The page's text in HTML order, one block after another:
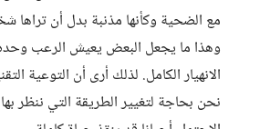
مع الضحية وكأنها مذنبة بدل أن
وهذا ما يجعل البعض يعيش الرعب
الانهيار الكامل. لذلك أرى أن التوعية
نحن بحاجة لتغيير الطريقة التي ننظر